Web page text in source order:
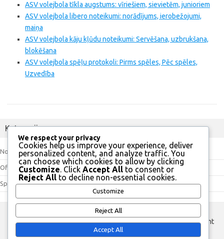
ASV volejbola tīkla augstums: vīriešiem, sievietēm, junioriem
ASV volejbola libero noteikumi: norādījums, ierobežojumi,
maiņa
ASV volejbola kāju kļūdu noteikumi: Servēšana, uzbrukšana,
blokēšana
ASV volejbola spēļu protokoli: Pirms spēles, Pēc spēles,
Uzvedība
Kategorijas
Noteikumu interpretācijas
Oficiālās vadlīnijas
Spēles noteikumi
custom footer text left custom footer text right
We respect your privacy
Cookies help us improve your experience, deliver
personalized content, and analyze traffic. You
can choose which cookies to allow by clicking
Customize. Click Accept All to consent or
Reject All to decline non-essential cookies.
Customize
Reject All
Accept All